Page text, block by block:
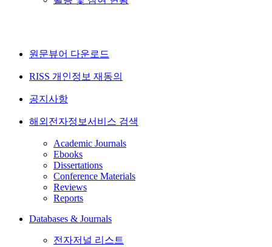
원문뷰어 다운로드
RISS 개인정보 재동의
공지사항
해외전자정보서비스 검색
Academic Journals
Ebooks
Dissertations
Conference Materials
Reviews
Reports
Databases & Journals
전자저널 리스트